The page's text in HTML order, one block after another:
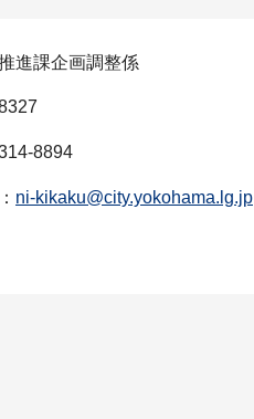
進課企画調整係
8894
ni-kikaku@city.yokohama.lg.jp